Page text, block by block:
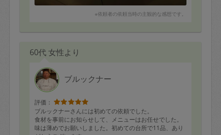
※依頼者の依頼当時の主観的な感想です。
60代 女性より
ブルックナー
評価：
ブルックナーさんには初めての依頼でした。
食材を事前にお知らせして、メニューはお任せでした。
味は薄めでお願いしました。初めての台所で11品、あり